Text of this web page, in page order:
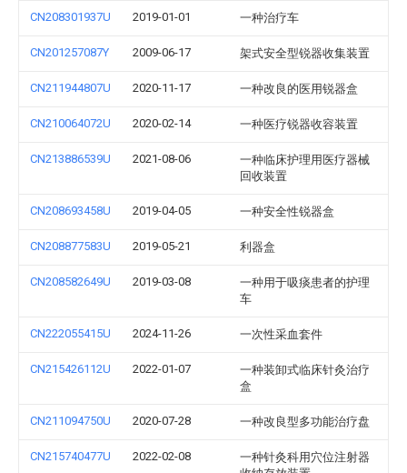
CN208301937U 2019-01-01 一种治疗车
CN201257087Y 2009-06-17 架式安全型锐器收集装置
CN211944807U 2020-11-17 一种改良的医用锐器盒
CN210064072U 2020-02-14 一种医疗锐器收容装置
CN213886539U 2021-08-06
一种临床护理用医疗器械
回收装置
CN208693458U 2019-04-05 一种安全性锐器盒
CN208877583U 2019-05-21 利器盒
CN208582649U 2019-03-08
一种用于吸痰患者的护理
车
CN222055415U 2024-11-26 一次性采血套件
CN215426112U 2022-01-07
一种装卸式临床针灸治疗
盒
CN211094750U 2020-07-28 一种改良型多功能治疗盘
CN215740477U 2022-02-08
一种针灸科用穴位注射器